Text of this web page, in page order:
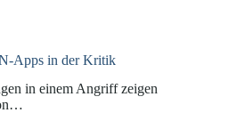
Apps in der Kritik
in einem Angriff zeigen